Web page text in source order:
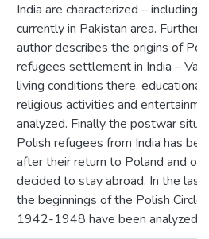
India are characterized – including
currently in Pakistan area. Further
author describes the origins of
refugees settlement in India –
living conditions there,
religious activities and
analyzed. Finally the postwar
Polish refugees from India has
after their return to Poland and of
decided to stay abroad. In the last
the beginnings of the Polish Circle
1942-1948 have been analyzed.